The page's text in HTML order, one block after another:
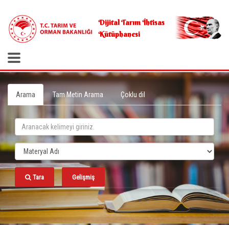
Dijital Tarım İhtisas
Kütüphanesi
Arama Tam Metin Arama Çoklu dil
Tara Gelişmiş